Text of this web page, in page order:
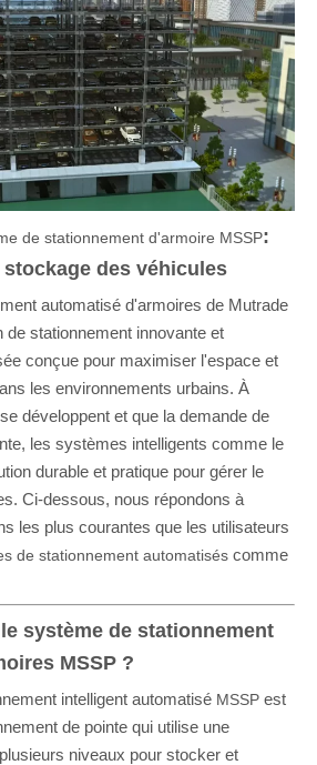
de stationnement d'armoire MSSP:
des véhicules
automatisé d'armoires de Mutrade
de stationnement innovante et
conçue pour maximiser l'espace et
les environnements urbains. À
développent et que la demande de
les systèmes intelligents comme le
durable et pratique pour gérer le
Ci-dessous, nous répondons à
les plus courantes que les utilisateurs
de stationnement automatisés comme
système de stationnement
MSSP ?
intelligent automatisé MSSP est
de pointe qui utilise une
niveaux pour stocker et